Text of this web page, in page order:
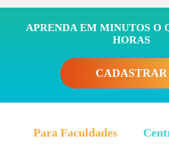
APRENDA EM MINUTOS O
HORAS
CADASTRAR
Para Faculdades